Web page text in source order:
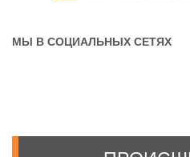
МЫ В СОЦИАЛЬНЫХ СЕТЯХ